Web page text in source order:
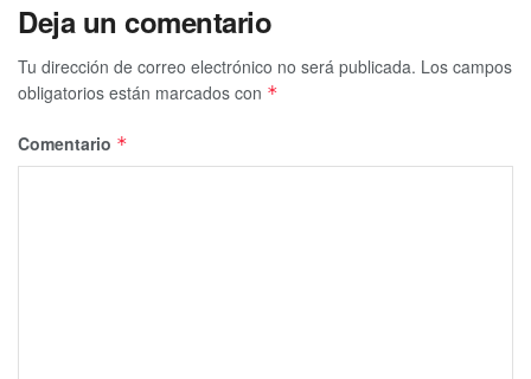
Deja un comentario
Tu dirección de correo electrónico no será publicada. Los campos
obligatorios están marcados con *
Comentario *